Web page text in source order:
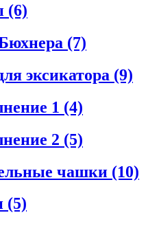
(6)
(7)
эксикатора (9)
1 (4)
2 (5)
чашки (10)
(5)